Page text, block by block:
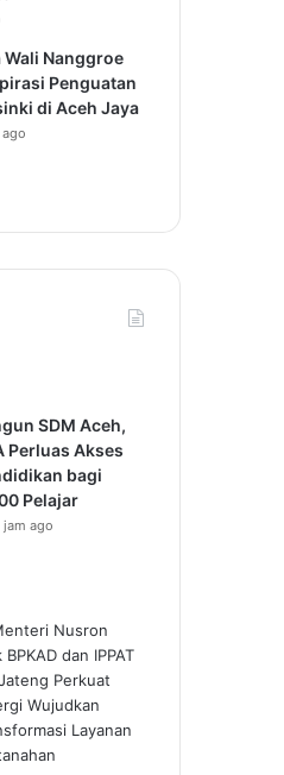
Wali Nanggroe
Penguatan
di Aceh Jaya
SDM Aceh,
Perluas Akses
bagi
Pelajar
jam ago